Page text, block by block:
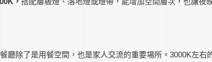
廳除了是用餐空間，也是家人交流的重要場所。3000K左右